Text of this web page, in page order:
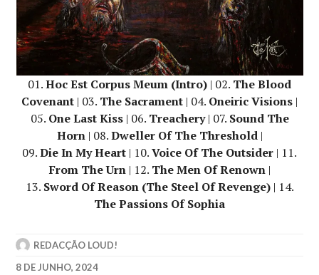
01.Hoc Est Corpus Meum (Intro) | 02. The Blood
Covenant | 03. The Sacrament | 04. Oneiric Visions |
05. One Last Kiss| 06. Treachery| 07. Sound The
Horn| 08.Dweller Of The Threshold|
09.Die In My Heart | 10.Voice Of The Outsider | 11.
From The Urn| 12. The Men Of Renown|
13. Sword Of Reason (The Steel Of Revenge)| 14.
The Passions Of Sophia
REDACÇÃO LOUD!
8 DE JUNHO, 2024